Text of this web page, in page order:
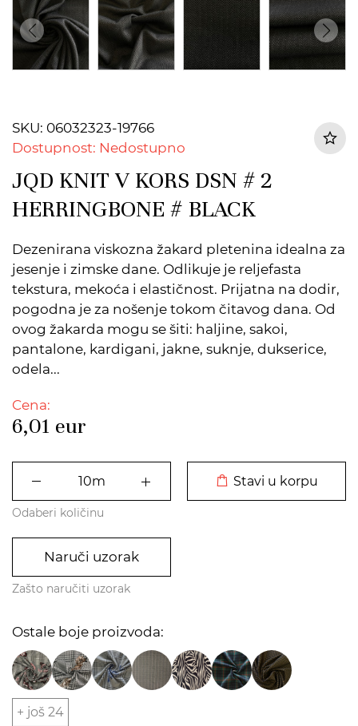
SKU: 06032323-19766
Dostupnost: Nedostupno
JQD KNIT V KORS DSN # 2
HERRINGBONE # BLACK
Dezenirana viskozna žakard pletenina idealna za
jesenje i zimske dane. Odlikuje je reljefasta
tekstura, mekoća i elastičnost. Prijatna na dodir,
pogodna je za nošenje tokom čitavog dana. Od
ovog žakarda mogu se šiti: haljine, sakoi,
pantalone, kardigani, jakne, suknje, dukserice,
odela...
Cena:
6,01 eur
Stavi u korpu
Odaberi količinu
Naruči uzorak
Zašto naručiti uzorak
Ostale boje proizvoda:
+ još 24